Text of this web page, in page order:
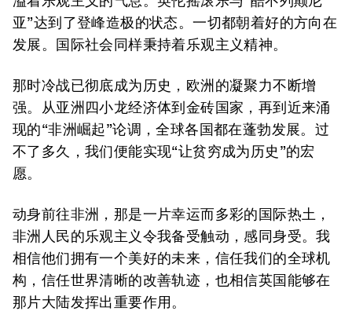
亚”达到了登峰造极的状态。一切都朝着好的方向在
发展。国际社会同样秉持着乐观主义精神。
那时冷战已彻底成为历史，欧洲的凝聚力不断增
强。从亚洲四小龙经济体到金砖国家，再到近来涌
现的“非洲崛起”论调，全球各国都在蓬勃发展。过
不了多久，我们便能实现“让贫穷成为历史”的宏
愿。
动身前往非洲，那是一片幸运而多彩的国际热土，
非洲人民的乐观主义令我备受触动，感同身受。我
相信他们拥有一个美好的未来，信任我们的全球机
构，信任世界清晰的改善轨迹，也相信英国能够在
那片大陆发挥出重要作用。